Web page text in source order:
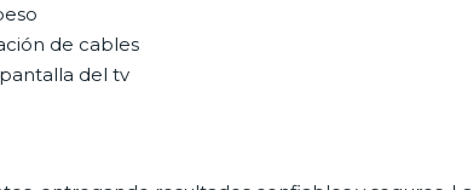
de cables
del tv